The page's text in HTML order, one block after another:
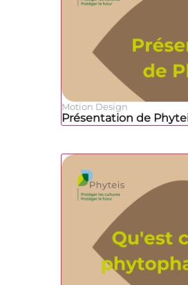
Motion Design
Présentation de